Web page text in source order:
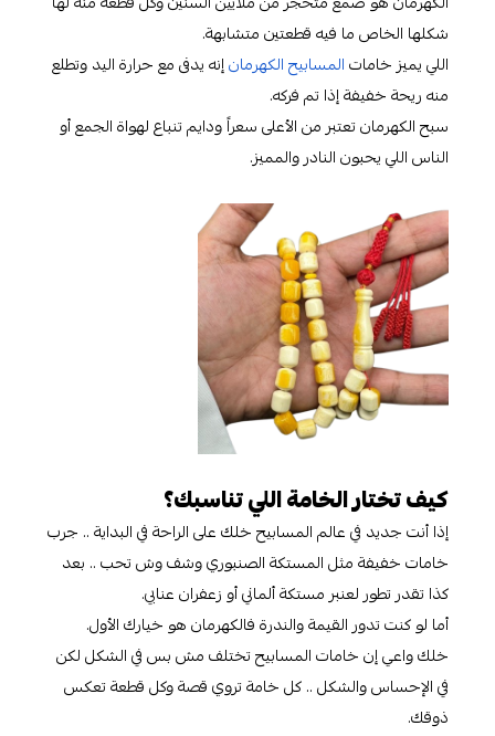
شكلها الخاص ما فيه قطعتين متشابهة.
اللي يميز خاماتالمسابيح الكهرمانإنه يدفى مع حرارة اليد وتطلع
منه ريحة خفيفة إذا تم فركه.
سبح الكهرمان تعتبر من الأعلى سعراً ودايم تنباع لهواة الجمع أو
الناس اللي يحبون النادر والمميز.
كيف تختار الخامة اللي تناسبك؟
إذا أنت جديد في عالم المسابيح خلك على الراحة في البداية .. جرب
خامات خفيفة مثل المستكة الصنبوري وشف وش تحب .. بعد
كذا تقدر تطور لعنبر مستكة ألماني أو زعفران عنابي.
أما لو كنت تدور القيمة والندرة فالكهرمان هو خيارك الأول.
خلك واعي إن خامات المسابيح تختلف مش بس في الشكل لكن
في الإحساس والشكل .. كل خامة تروي قصة وكل قطعة تعكس
ذوقك.